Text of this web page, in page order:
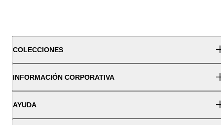
COLECCIONES
INFORMACIÓN CORPORATIVA
AYUDA